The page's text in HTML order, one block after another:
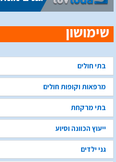
בתי חולים
מרפאות וקופות חולים
בתי מרקחת
ייעוץ הכוונה וסיוע
גני ילדים